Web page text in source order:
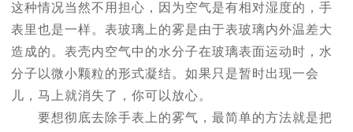
这种情况当然不用担心，因为空气是有相对湿度的，手
表里也是一样。表玻璃上的雾是由于表玻璃内外温差大
造成的。表壳内空气中的水分子在玻璃表面运动时，水
分子以微小颗粒的形式凝结。如果只是暂时出现一会
儿，马上就消失了，你可以放心。
要想彻底去除手表上的雾气，最简单的方法就是把